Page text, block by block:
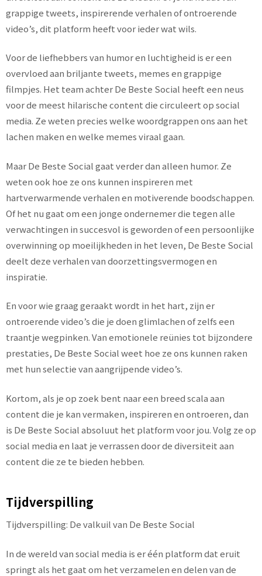
grappige tweets, inspirerende verhalen of ontroerende
video’s, dit platform heeft voor ieder wat wils.
Voor de liefhebbers van humor en luchtigheid is er een
overvloed aan briljante tweets, memes en grappige
filmpjes. Het team achter De Beste Social heeft een neus
voor de meest hilarische content die circuleert op social
media. Ze weten precies welke woordgrappen ons aan het
lachen maken en welke memes viraal gaan.
Maar De Beste Social gaat verder dan alleen humor. Ze
weten ook hoe ze ons kunnen inspireren met
hartverwarmende verhalen en motiverende boodschappen.
Of het nu gaat om een jonge ondernemer die tegen alle
verwachtingen in succesvol is geworden of een persoonlijke
overwinning op moeilijkheden in het leven, De Beste Social
deelt deze verhalen van doorzettingsvermogen en
inspiratie.
En voor wie graag geraakt wordt in het hart, zijn er
ontroerende video’s die je doen glimlachen of zelfs een
traantje wegpinken. Van emotionele reünies tot bijzondere
prestaties, De Beste Social weet hoe ze ons kunnen raken
met hun selectie van aangrijpende video’s.
Kortom, als je op zoek bent naar een breed scala aan
content die je kan vermaken, inspireren en ontroeren, dan
is De Beste Social absoluut het platform voor jou. Volg ze op
social media en laat je verrassen door de diversiteit aan
content die ze te bieden hebben.
Tijdverspilling
Tijdverspilling: De valkuil van De Beste Social
In de wereld van social media is er één platform dat eruit
springt als het gaat om het verzamelen en delen van de